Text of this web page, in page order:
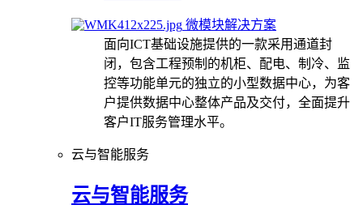
微模块解决方案
面向ICT基础设施提供的一款采用通道封
闭，包含工程预制的机柜、配电、制冷、监
控等功能单元的独立的小型数据中心，为客
户提供数据中心整体产品及交付，全面提升
客户IT服务管理水平。
云与智能服务
云与智能服务